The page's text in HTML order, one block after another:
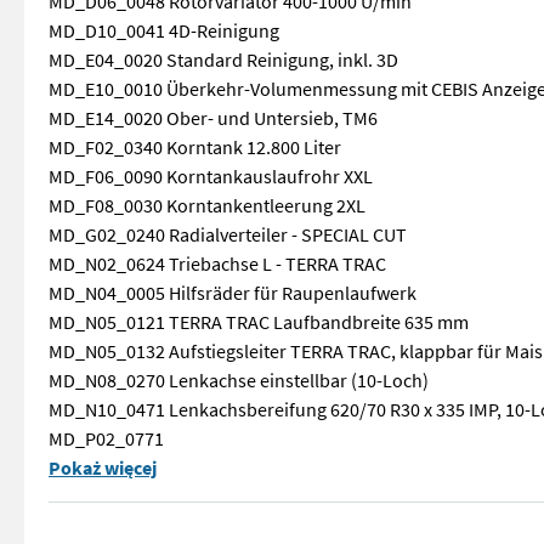
MD_D10_0041 4D-Reinigung
MD_E04_0020 Standard Reinigung, inkl. 3D
MD_E10_0010 Überkehr-Volumenmessung mit CEBIS
MD_E14_0020 Ober- und Untersieb, TM6
MD_F02_0340 Korntank 12.800 Liter
MD_F06_0090 Korntankauslaufrohr XXL
MD_F08_0030 Korntankentleerung 2XL
MD_G02_0240 Radialverteiler - SPECIAL CUT
MD_N02_0624 Triebachse L - TERRA TRAC
MD_N04_0005 Hilfsräder für Raupenlaufwerk
MD_N05_0121 TERRA TRAC Laufbandbreite 635 mm
MD_N05_0132 Aufstiegsleiter TERRA TRAC, klappbar für
MD_N08_0270 Lenkachse einstellbar (10-Loch)
MD_N10_0471 Lenkachsbereifung 620/70 R30 x 335 IMP, 10-
MD_P02_0771
Zum Verkauf steht ein Lexion 770 Terra Trac BJ 2017 mit
Pokaż więcej